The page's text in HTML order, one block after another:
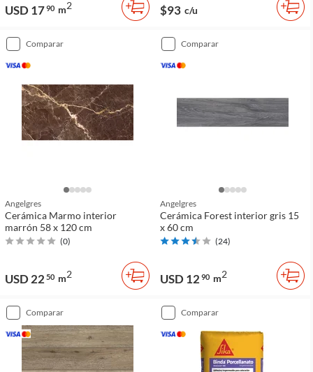
USD 1790 m2 $93 c/u
comparar
Angelgres
Cerámica Marmo interior
marrón 58 x 120 cm
(0)
USD 22 50 m2
comparar
Angelgres
Cerámica Forest interior gris 15
x 60 cm
(24)
USD 12 90 m2
comparar comparar